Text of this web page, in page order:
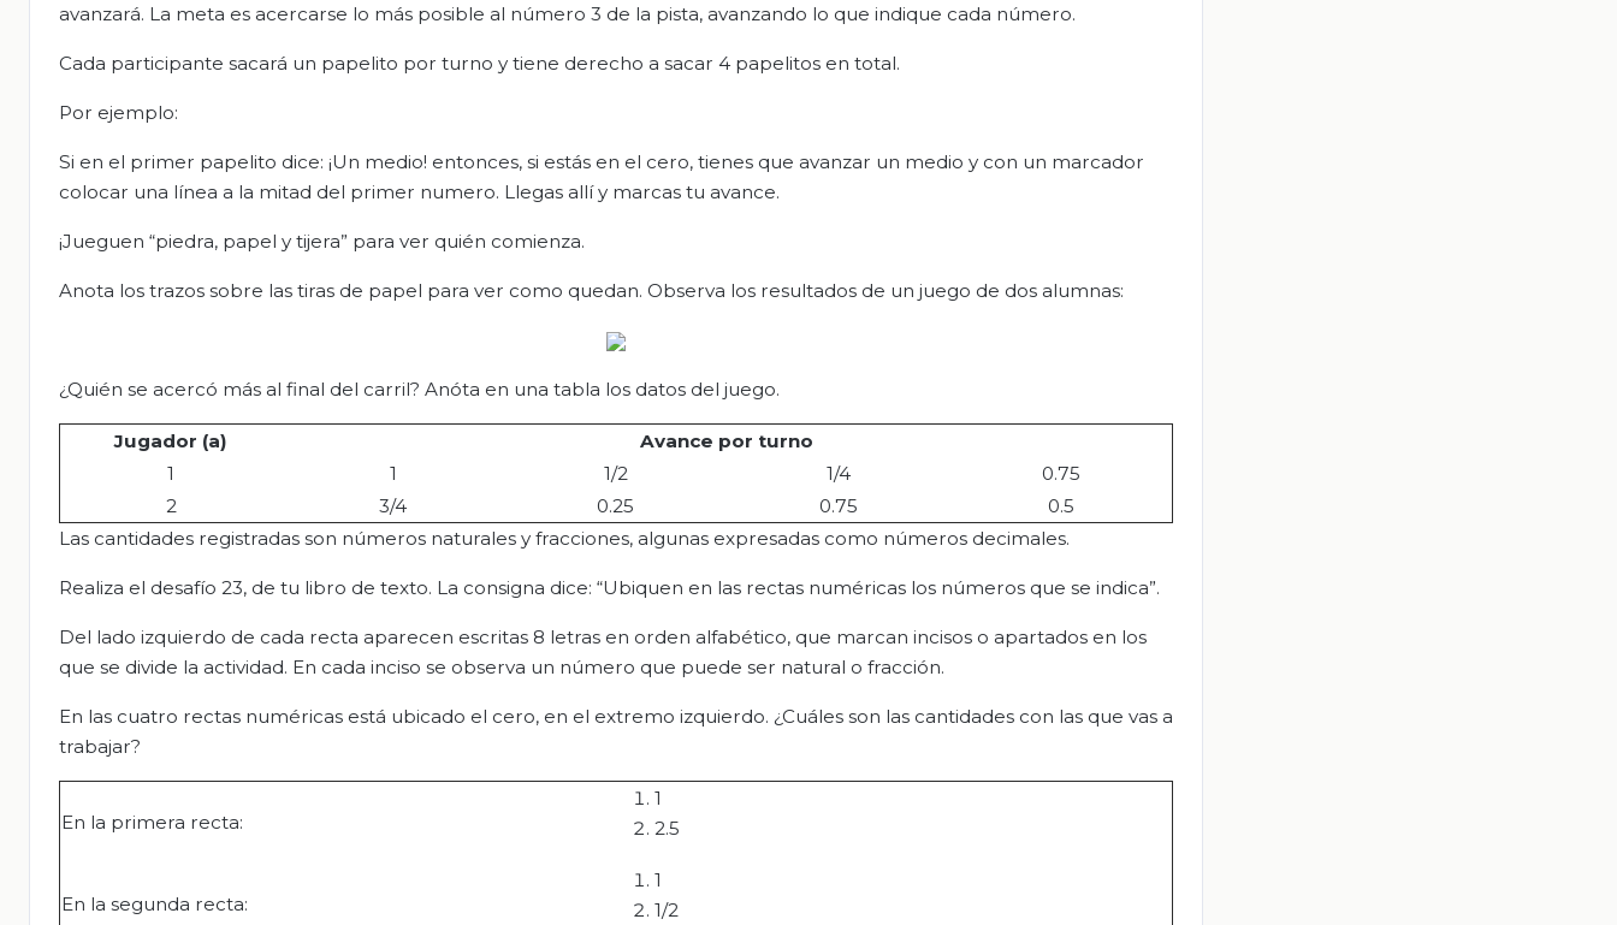
avanzará. La meta es acercarse lo más posible al número 3 de la pista, avanzando lo que indique cada número.
Cada participante sacará un papelito por turno y tiene derecho a sacar 4 papelitos en total.
Por ejemplo:
Si en el primer papelito dice: ¡Un medio! entonces, si estás en el cero, tienes que avanzar un medio y con un marcador
colocar una línea a la mitad del primer numero. Llegas allí y marcas tu avance.
¡Jueguen “piedra, papel y tijera” para ver quién comienza.
Anota los trazos sobre las tiras de papel para ver como quedan. Observa los resultados de un juego de dos alumnas:
¿Quién se acercó más al final del carril? Anóta en una tabla los datos del juego.
Jugador (a)
Avance por turno
1
1 1/2 1/4
0.75
2
3/4 0.25 0.75
0.5
Las cantidades registradas son números naturales y fracciones, algunas expresadas como números decimales.
Realiza el desafío 23, de tu libro de texto. La consigna dice: “Ubiquen en las rectas numéricas los números que se indica”.
Del lado izquierdo de cada recta aparecen escritas 8 letras en orden alfabético, que marcan incisos o apartados en los
que se divide la actividad. En cada inciso se observa un número que puede ser natural o fracción.
En las cuatro rectas numéricas está ubicado el cero, en el extremo izquierdo. ¿Cuáles son las cantidades con las que vas a
trabajar?
En la primera recta:
1
2.5
En la segunda recta:
1
1/2